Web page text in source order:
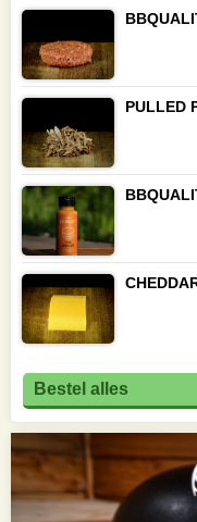
PULLED
Bestel alles